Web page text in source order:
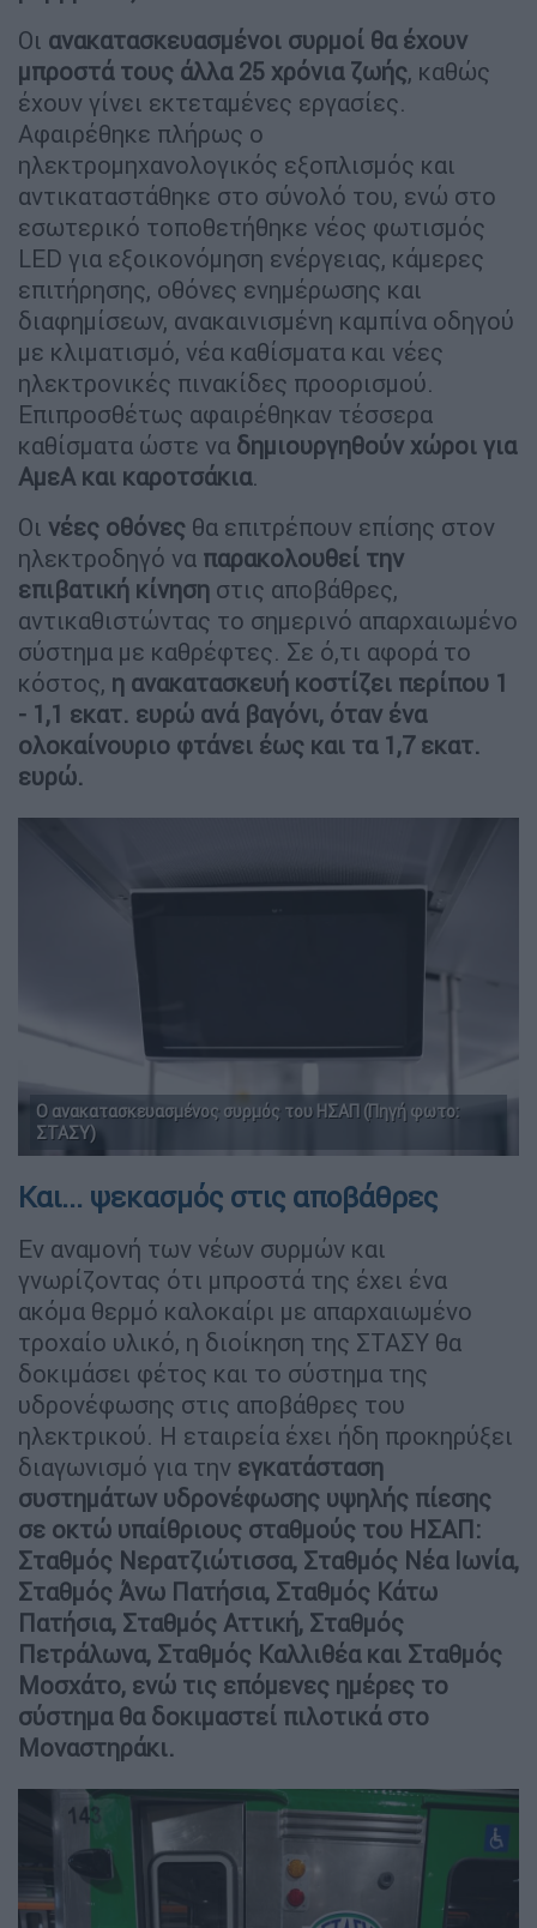
Οι ανακατασκευασμένοι συρμοί θα έχουν
μπροστά τους άλλα 25 χρόνια ζωής, καθώς
έχουν γίνει εκτεταμένες εργασίες.
Αφαιρέθηκε πλήρως ο
ηλεκτρομηχανολογικός εξοπλισμός και
αντικαταστάθηκε στο σύνολό του, ενώ στο
εσωτερικό τοποθετήθηκε νέος φωτισμός
LED για εξοικονόμηση ενέργειας, κάμερες
επιτήρησης, οθόνες ενημέρωσης και
διαφημίσεων, ανακαινισμένη καμπίνα οδηγού
με κλιματισμό, νέα καθίσματα και νέες
ηλεκτρονικές πινακίδες προορισμού.
Επιπροσθέτως αφαιρέθηκαν τέσσερα
καθίσματα ώστε να δημιουργηθούν χώροι για
ΑμεΑ και καροτσάκια.
Οι νέες οθόνες θα επιτρέπουν επίσης στον
ηλεκτροδηγό να παρακολουθεί την
επιβατική κίνηση στις αποβάθρες,
αντικαθιστώντας το σημερινό απαρχαιωμένο
σύστημα με καθρέφτες. Σε ό,τι αφορά το
κόστος, η ανακατασκευή κοστίζει περίπου 1
- 1,1 εκατ. ευρώ ανά βαγόνι, όταν ένα
ολοκαίνουριο φτάνει έως και τα 1,7 εκατ.
ευρώ.
Ο ανακατασκευασμένος συρμός του ΗΣΑΠ (Πηγή φωτο:
ΣΤΑΣΥ)
Και... ψεκασμός στις αποβάθρες
Εν αναμονή των νέων συρμών και
γνωρίζοντας ότι μπροστά της έχει ένα
ακόμα θερμό καλοκαίρι με απαρχαιωμένο
τροχαίο υλικό, η διοίκηση της ΣΤΑΣΥ θα
δοκιμάσει φέτος και το σύστημα της
υδρονέφωσης στις αποβάθρες του
ηλεκτρικού. Η εταιρεία έχει ήδη προκηρύξει
διαγωνισμό για την εγκατάσταση
συστημάτων υδρονέφωσης υψηλής πίεσης
σε οκτώ υπαίθριους σταθμούς του ΗΣΑΠ:
Σταθμός Νερατζιώτισσα, Σταθμός Νέα Ιωνία,
Σταθμός Άνω Πατήσια, Σταθμός Κάτω
Πατήσια, Σταθμός Αττική, Σταθμός
Πετράλωνα, Σταθμός Καλλιθέα και Σταθμός
Μοσχάτο, ενώ τις επόμενες ημέρες το
σύστημα θα δοκιμαστεί πιλοτικά στο
Μοναστηράκι.